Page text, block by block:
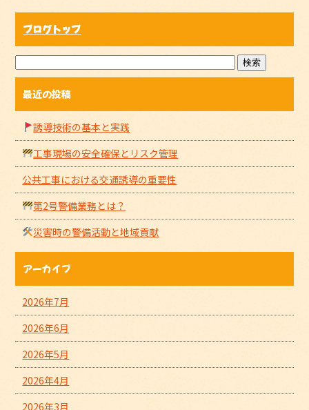
ブログトップ
最近の投稿
誘導技術の基本と実践
工事現場の安全確保とリスク管理
公共工事における交通誘導の重要性
第2号警備業務とは？
災害時の警備活動と地域貢献
アーカイブ
2026年7月
2026年6月
2026年5月
2026年4月
2026年3月